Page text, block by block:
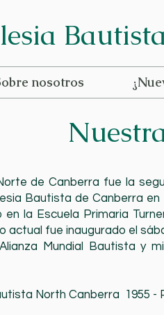
nosotros
de Canberra fue la
Bautista de Canberra
la Escuela Primaria
actual fue inaugurado el
Mundial Bautista y
North Canberra 1955 -